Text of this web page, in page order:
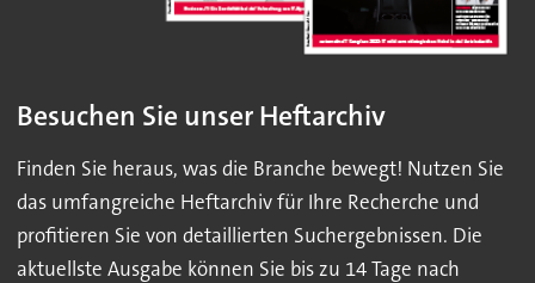
Besuchen Sie unser Heftarchiv
Finden Sie heraus, was die Branche bewegt! Nutzen Sie
das umfangreiche Heftarchiv für Ihre Recherche und
profitieren Sie von detaillierten Suchergebnissen. Die
aktuellste Ausgabe können Sie bis zu 14 Tage nach